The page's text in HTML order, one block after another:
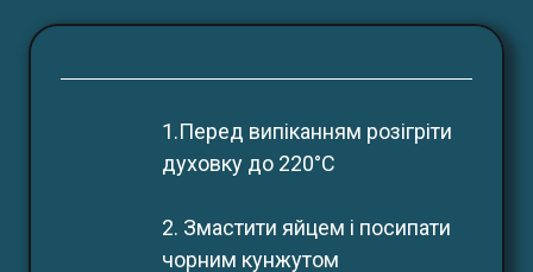
1.Перед випіканням розігріти
духовку до 220°С
2. Змастити яйцем і посипати
чорним кунжутом